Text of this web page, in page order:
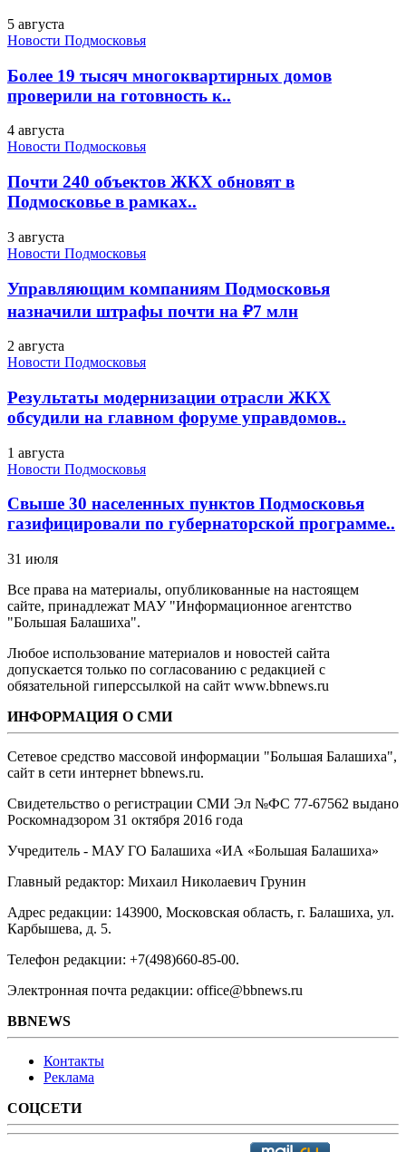
5 августа
Новости Подмосковья
Более 19 тысяч многоквартирных домов
проверили на готовность к..
4 августа
Новости Подмосковья
Почти 240 объектов ЖКХ обновят в
Подмосковье в рамках..
3 августа
Новости Подмосковья
Управляющим компаниям Подмосковья
назначили штрафы почти на ₽7 млн
2 августа
Новости Подмосковья
Результаты модернизации отрасли ЖКХ
обсудили на главном форуме управдомов..
1 августа
Новости Подмосковья
Свыше 30 населенных пунктов Подмосковья
газифицировали по губернаторской программе..
31 июля
Все права на материалы, опубликованные на настоящем
сайте, принадлежат МАУ "Информационное агентство
"Большая Балашиха".
Любое использование материалов и новостей сайта
допускается только по согласованию с редакцией с
обязательной гиперссылкой на сайт www.bbnews.ru
ИНФОРМАЦИЯ О СМИ
Сетевое средство массовой информации "Большая Балашиха",
сайт в сети интернет bbnews.ru.
Свидетельство о регистрации СМИ Эл №ФС ‎77-67562 выдано
Роскомнадзором 31 октября 2016 года
Учредитель - МАУ ГО Балашиха «ИА «Большая Балашиха»
Главный редактор: Михаил Николаевич Грунин
Адрес редакции: 143900, Московская область, г. Балашиха, ул.
Карбышева, д. 5.
Телефон редакции: +7(498)660-85-00.
Электронная почта редакции: office@bbnews.ru
BBNEWS
Контакты
Реклама
СОЦСЕТИ